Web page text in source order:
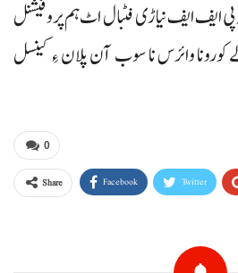
ایف نیاڑی فٹبال اٹ ہم پروفیشنل
وائرس نا سوب آن پلان ءِ کینسل
0
Share Facebook Twitter